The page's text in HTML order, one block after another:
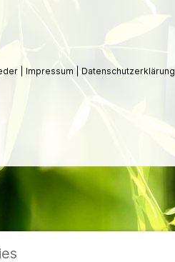
Impressum Datenschutzerklärung